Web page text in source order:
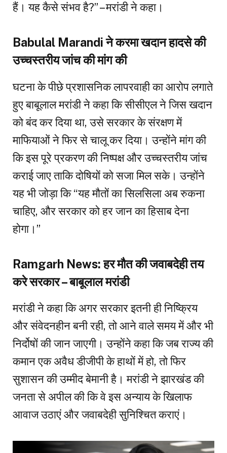
हैं। यह कैसे संभव है?” – मरांडी ने कहा।
Babulal Marandi ने करमा खदान हादसे की
उच्चस्तरीय जांच की मांग की
घटना के पीछे प्रशासनिक लापरवाही का आरोप लगाते
हुए बाबूलाल मरांडी ने कहा कि सीसीएल ने जिस खदान
को बंद कर दिया था, उसे सरकार के संरक्षण में
माफियाओं ने फिर से चालू कर दिया। उन्होंने मांग की
कि इस पूरे प्रकरण की निष्पक्ष और उच्चस्तरीय जांच
कराई जाए ताकि दोषियों को सजा मिल सके। उन्होंने
यह भी जोड़ा कि “यह मौतों का सिलसिला अब रुकना
चाहिए, और सरकार को हर जान का हिसाब देना
होगा।”
Ramgarh News: हर मौत की जवाबदेही तय
करे सरकार – बाबूलाल मरांडी
मरांडी ने कहा कि अगर सरकार इतनी ही निष्क्रिय
और संवेदनहीन बनी रही, तो आने वाले समय में और भी
निर्दोषों की जान जाएगी। उन्होंने कहा कि जब राज्य की
कमान एक अवैध डीजीपी के हाथों में हो, तो फिर
सुशासन की उम्मीद बेमानी है। मरांडी ने झारखंड की
जनता से अपील की कि वे इस अन्याय के खिलाफ
आवाज उठाएं और जवाबदेही सुनिश्चित कराएं।